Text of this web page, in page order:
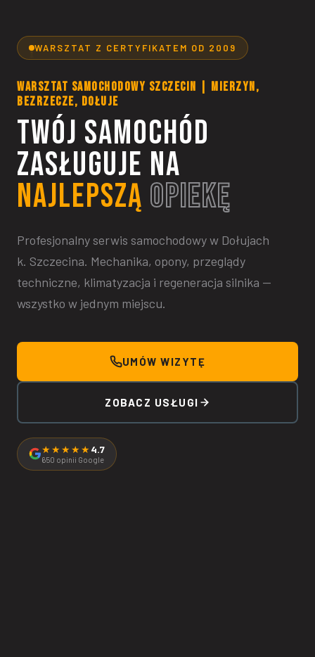
WARSZTAT Z CERTYFIKATEM OD 2009
WARSZTAT SAMOCHODOWY SZCZECIN | MIERZYN,
BEZRZECZE, DOŁUJE
TWÓJ SAMOCHÓD
ZASŁUGUJE NA
NAJLEPSZĄ OPIEKĘ
Profesjonalny serwis samochodowy w Dołujach
k. Szczecina. Mechanika, opony, przeglądy
techniczne, klimatyzacja i regeneracja silnika —
wszystko w jednym miejscu.
UMÓW WIZYTĘ
ZOBACZ USŁUGI
★★★★★ 4.7
650 opinii Google